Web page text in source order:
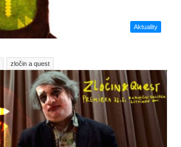
Aktuality
zločin a quest